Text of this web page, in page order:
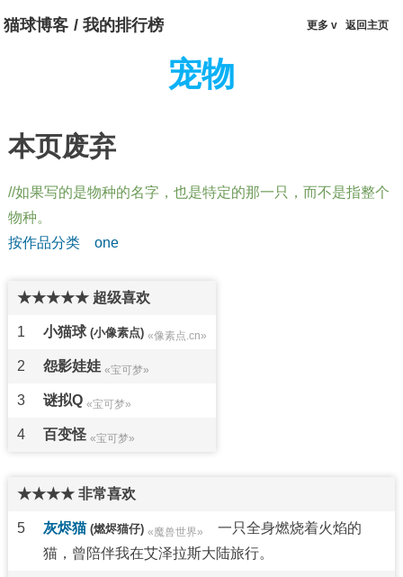
宠物
本页废弃
如果写的是物种的名字，也是特定的那一只，而不是指整个
物种。
按作品分类
one
★★★★★ 超级喜欢
1 小猫球 (小像素点) «像素点.cn»
2 怨影娃娃 «宝可梦»
3 谜拟Q «宝可梦»
4 百变怪 «宝可梦»
★★★★ 非常喜欢
5 灰烬猫 (燃烬猫仔) «魔兽世界»
一只全身燃烧着火焰的
猫，曾陪伴我在艾泽拉斯大陆旅行。
猫球博客 / 我的排行榜 返回主页
更多 v